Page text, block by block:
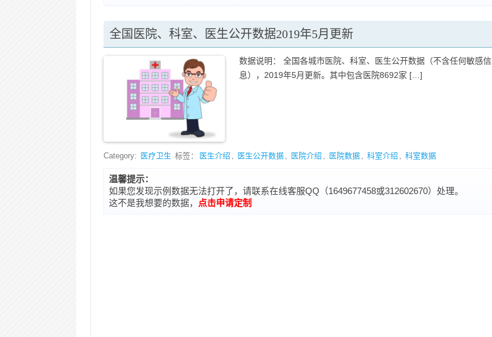
全国医院、科室、医生公开数据2019年5月更新
数据说明： 全国各城市医院、科室、医生公开数据（不含任何敏感信
息），2019年5月更新。其中包含医院8692家 […]
Category: 医疗卫生 标签： 医生介绍 , 医生公开数据 , 医院介绍 , 医院数据 , 科室介绍 , 科室数据
温馨提示：
如果您发现示例数据无法打开了，请联系在线客服QQ（1649677458或312602670）处理。
这不是我想要的数据，
点击申请定制